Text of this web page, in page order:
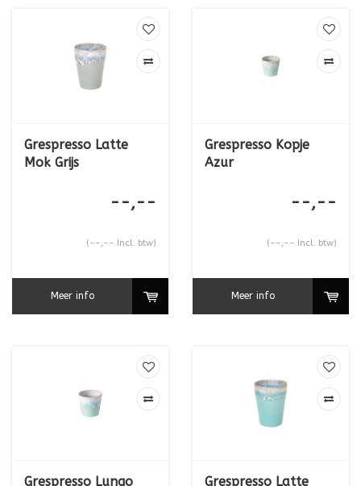
Grespresso Latte
Mok Grijs
--,--
(--,-- Incl. btw)
Meer info
Grespresso Kopje
Azur
--,--
(--,-- Incl. btw)
Meer info
Grespresso Lungo Grespresso Latte